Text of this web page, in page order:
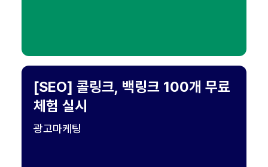
[SEO] 콜링크, 백링크 100개 무료
체험 실시
광고마케팅